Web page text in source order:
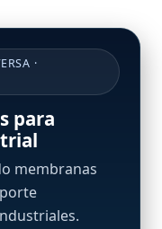
·
para
membranas